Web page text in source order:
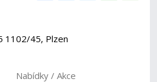
1102/45, Plzen
Nabídky / Akce